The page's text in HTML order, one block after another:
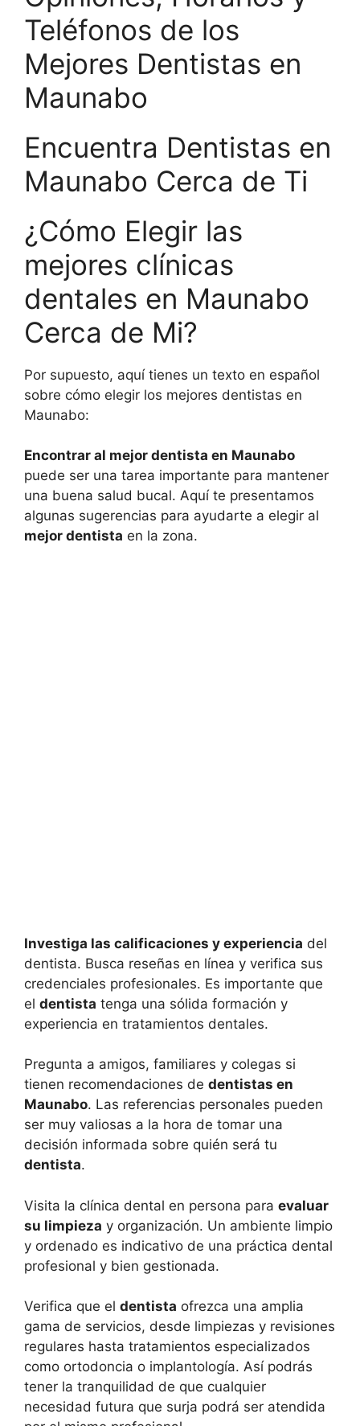
Teléfonos de los
Mejores Dentistas en
Maunabo
Encuentra Dentistas en
Maunabo Cerca de Ti
¿Cómo Elegir las
mejores clínicas
dentales en Maunabo
Cerca de Mi?
Por supuesto, aquí tienes un texto en español
sobre cómo elegir los mejores dentistas en
Maunabo:
Encontrar al mejor dentista en Maunabo
puede ser una tarea importante para mantener
una buena salud bucal. Aquí te presentamos
algunas sugerencias para ayudarte a elegir al
mejor dentista en la zona.
Investiga las calificaciones y experiencia del
dentista. Busca reseñas en línea y verifica sus
credenciales profesionales. Es importante que
el dentista tenga una sólida formación y
experiencia en tratamientos dentales.
Pregunta a amigos, familiares y colegas si
tienen recomendaciones de dentistas en
Maunabo. Las referencias personales pueden
ser muy valiosas a la hora de tomar una
decisión informada sobre quién será tu
dentista.
Visita la clínica dental en persona para evaluar
su limpieza y organización. Un ambiente limpio
y ordenado es indicativo de una práctica dental
profesional y bien gestionada.
Verifica que el dentista ofrezca una amplia
gama de servicios, desde limpiezas y revisiones
regulares hasta tratamientos especializados
como ortodoncia o implantología. Así podrás
tener la tranquilidad de que cualquier
necesidad futura que surja podrá ser atendida